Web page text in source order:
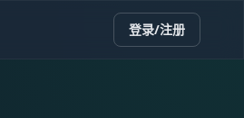
登录/注册